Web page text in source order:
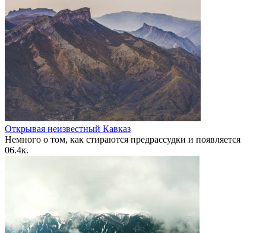
Открывая неизвестный Кавказ
Немного о том, как стираются предрассудки и появляется
06.4к.